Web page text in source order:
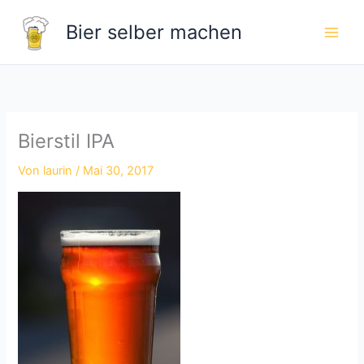
Inhalt
springen
Bier selber machen
Bierstil IPA
Von laurin / Mai 30, 2017